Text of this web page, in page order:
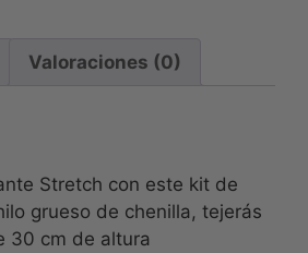
Valoraciones (0)
Stretch con este kit de
grueso de chenilla, tejerás
30 cm de altura